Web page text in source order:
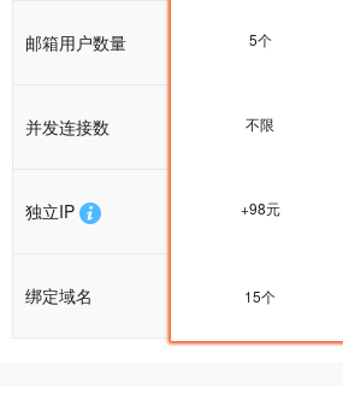
邮箱用户数量 5个
并发连接数 不限
独立IP +98元
绑定域名 15个
5个
不限
+98元
15个